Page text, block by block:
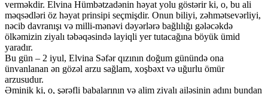
verməkdir. Elvina Hümbətzadənin həyat yolu göstərir ki, o, bu ali
məqsədləri öz həyat prinsipi seçmişdir. Onun biliyi, zəhmətsevərliyi,
nəcib davranışı və milli-mənəvi dəyərlərə bağlılığı gələcəkdə
ölkəmizin ziyalı təbəqəsində layiqli yer tutacağına böyük ümid
yaradır.
Bu gün – 2 iyul, Elvina Səfər qızının doğum günündə ona
ünvanlanan ən gözəl arzu sağlam, xoşbəxt və uğurlu ömür
arzusudur.
Əminik ki, o, şərəfli babalarının və alim ziyalı ailəsinin adını bundan